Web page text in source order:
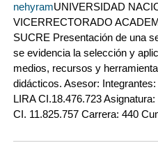
nehyramUNIVERSIDAD
VICERRECTORADO
SUCRE Presentación de una
se evidencia la selección y
medios, recursos y
didácticos. Asesor:
LIRA CI.18.476.723
CI. 11.825.757 Carrera: 440